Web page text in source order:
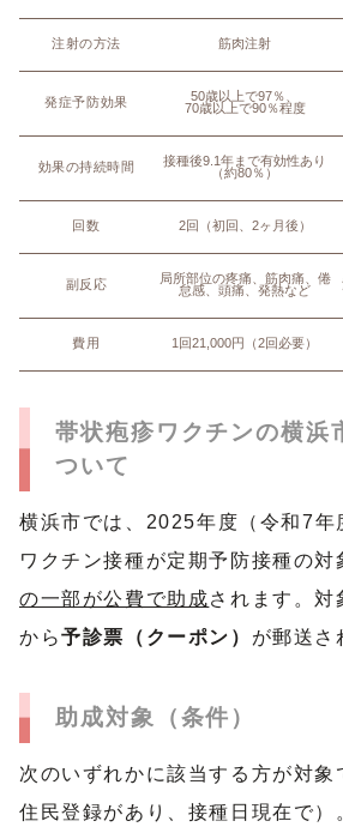
注射の方法 筋肉注射
発症予防効果
50歳以上で97％、
70歳以上で90％程度
効果の持続時間
接種後9.1年まで有効性あり
（約80％）
回数 2回（初回、2ヶ月後）
副反応
局所部位の疼痛、筋肉痛、倦
怠感、頭痛、発熱など
費用 1回21,000円（2回必要）
帯状疱疹ワクチンの横浜
ついて
横浜市では、2025年度（令和7年
ワクチン接種が定期予防接種の対
の一部が公費で助成されます。対
から予診票（クーポン） が郵送さ
助成対象（条件）
次のいずれかに該当する方が対象
住民登録があり、接種日現在で）